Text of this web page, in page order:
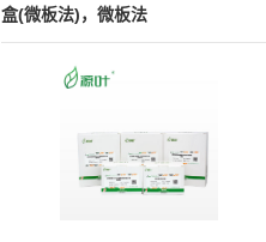
盒(微板法)，微板法